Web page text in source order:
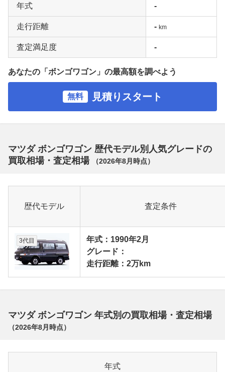
年式 -
走行距離 - km
査定満足度 -
あなたの「ボンゴワゴン」の最高額を調べよう
無料 見積りスタート
マツダ ボンゴワゴン 歴代モデル別人気グレードの
買取相場・査定相場
（2026年8月 時点）
歴代モデル 査定条件
3代目
年式：1990年2月
グレード：
走行距離：2万km
マツダ ボンゴワゴン 年式別の買取相場・査定相場
（2026年8月 時点）
年式